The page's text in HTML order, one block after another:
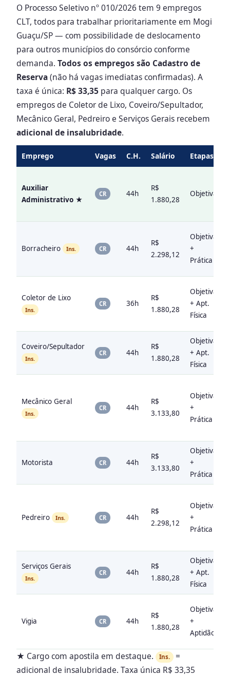
O Processo Seletivo nº 010/2026 tem 9 empregos
CLT, todos para trabalhar prioritariamente em Mogi
Guaçu/SP — com possibilidade de deslocamento
para outros municípios do consórcio conforme
demanda. Todos os empregos são Cadastro de
Reserva(não há vagas imediatas confirmadas). A
taxa é única: R$ 33,35 para qualquer cargo. Os
empregos de Coletor de Lixo, Coveiro/Sepultador,
Mecânico Geral, Pedreiro e Serviços Gerais recebem
adicional de insalubridade.
Emprego Vagas C.H. Salário Etapas
Auxiliar
Administrativo ★
CR 44h
R$
1.880,28
Objetiva
Borracheiro Ins. CR 44h
R$
2.298,12
Objetiva
+
Prática
Coletor de Lixo
Ins.
CR 36h
R$
1.880,28
Objetiva
+ Apt.
Física
Coveiro/Sepultador
Ins.
CR 44h
R$
1.880,28
Objetiva
+ Apt.
Física
Mecânico Geral
Ins.
CR 44h
R$
3.133,80
Objetiva
+
Prática
Motorista CR 44h
R$
3.133,80
Objetiva
+
Prática
Pedreiro Ins. CR 44h
R$
2.298,12
Objetiva
+
Prática
Serviços Gerais
Ins.
CR 44h
R$
1.880,28
Objetiva
+ Apt.
Física
Vigia CR 44h
R$
1.880,28
Objetiva
+
Aptidão
★ Cargo com apostila em destaque. Ins.
=
adicional de insalubridade. Taxa única R$ 33,35